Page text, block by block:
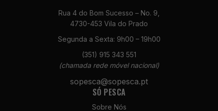
Rua 4 do Bom Sucesso – No. 9,
4730-453 Vila do Prado
Segunda a Sexta: 9h00 – 19h00
(351) 915 343 551
(chamada rede móvel nacional)
sopesca@sopesca.pt
SÓ PESCA
Sobre Nós